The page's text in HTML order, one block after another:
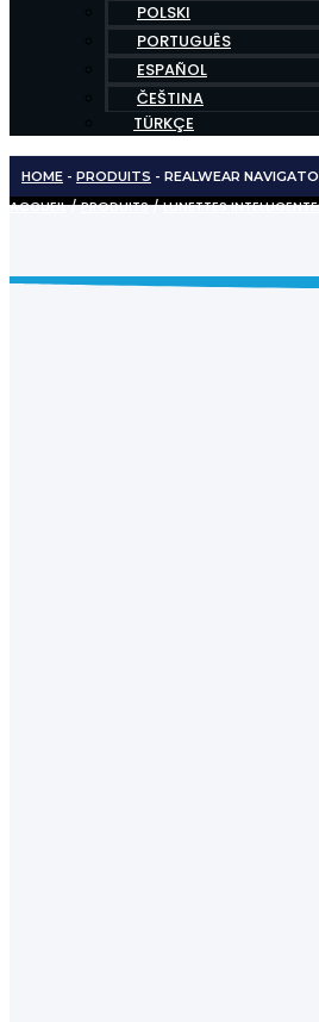
POLSKI
PORTUGUÊS
ESPAÑOL
ČEŠTINA
TÜRKÇE
HOME - PRODUITS - REALWEAR
ACCUEIL/PRODUITS/LUNETTES